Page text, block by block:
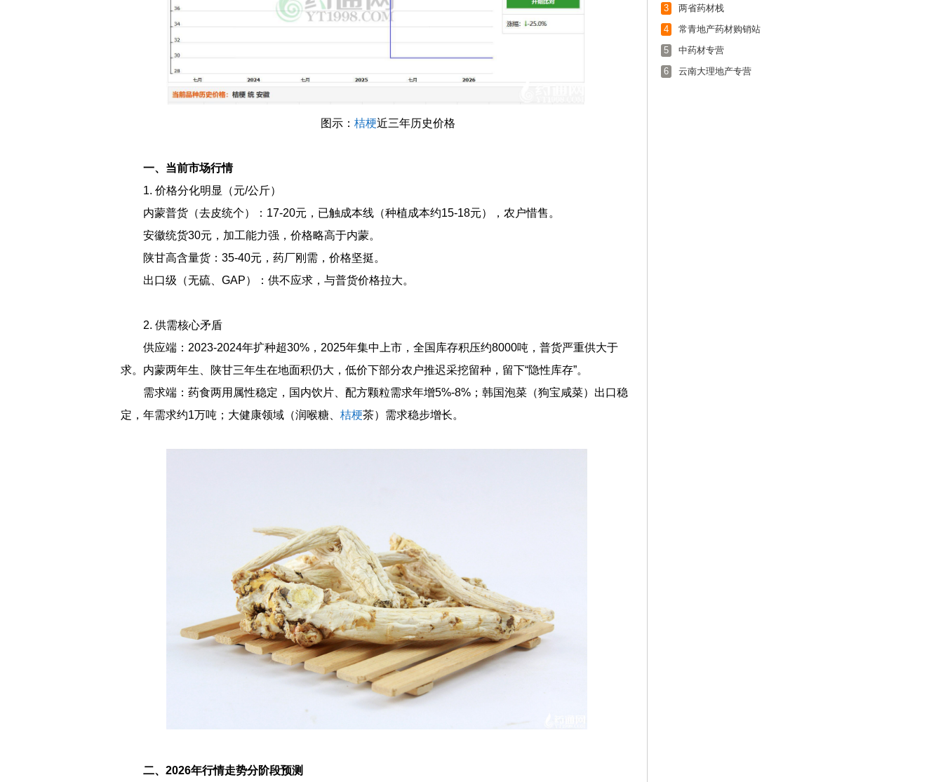
图示： 桔梗近三年历史价格
一、当前市场行情
1. 价格分化明显（元/公斤）
内蒙普货（去皮统个）：17-20元，已触成本线（种植成本约15-18元），农户惜售。
安徽统货30元，加工能力强，价格略高于内蒙。
陕甘高含量货：35-40元，药厂刚需，价格坚挺。
出口级（无硫、GAP）：供不应求，与普货价格拉大。
2. 供需核心矛盾
供应端：2023-2024年扩种超30%，2025年集中上市，全国库存积压约8000吨，普货严重供大于
求。内蒙两年生、陕甘三年生在地面积仍大，低价下部分农户推迟采挖留种，留下“隐性库存”。
需求端：药食两用属性稳定，国内饮片、配方颗粒需求年增5%-8%；韩国泡菜（狗宝咸菜）出口稳
定，年需求约1万吨；大健康领域（润喉糖、 桔梗茶）需求稳步增长。
二、2026年行情走势分阶段预测
3
两省药材栈
4
常青地产药材购销站
5
中药材专营
6
云南大理地产专营